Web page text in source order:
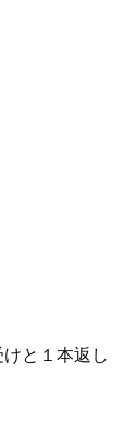
と１本返し